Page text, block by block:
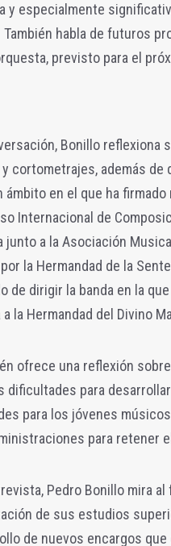
y especialmente
habla de futuros
previsto para el
Bonillo reflexiona
y cortometrajes, además
ámbito en el que ha
Internacional de
junto a la Asociación
la Hermandad de la
de dirigir la banda en la
a la Hermandad del Divino
ofrece una reflexión
dificultades para
para los jóvenes
para retener
Pedro Bonillo mira
de sus estudios
de nuevos encargos